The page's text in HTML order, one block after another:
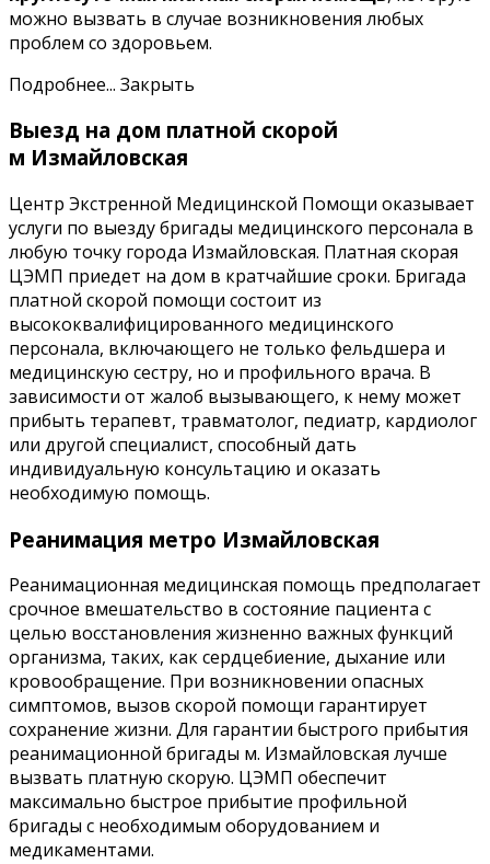
можно вызвать в случае возникновения любых
проблем со здоровьем.
Подробнее... Закрыть
Выезд на дом платной скорой
м Измайловская
Центр Экстренной Медицинской Помощи оказывает
услуги по выезду бригады медицинского персонала в
любую точку города Измайловская. Платная скорая
ЦЭМП приедет на дом в кратчайшие сроки. Бригада
платной скорой помощи состоит из
высококвалифицированного медицинского
персонала, включающего не только фельдшера и
медицинскую сестру, но и профильного врача. В
зависимости от жалоб вызывающего, к нему может
прибыть терапевт, травматолог, педиатр, кардиолог
или другой специалист, способный дать
индивидуальную консультацию и оказать
необходимую помощь.
Реанимация метро Измайловская
Реанимационная медицинская помощь предполагает
срочное вмешательство в состояние пациента с
целью восстановления жизненно важных функций
организма, таких, как сердцебиение, дыхание или
кровообращение. При возникновении опасных
симптомов, вызов скорой помощи гарантирует
сохранение жизни. Для гарантии быстрого прибытия
реанимационной бригады м. Измайловская лучше
вызвать платную скорую. ЦЭМП обеспечит
максимально быстрое прибытие профильной
бригады с необходимым оборудованием и
медикаментами.